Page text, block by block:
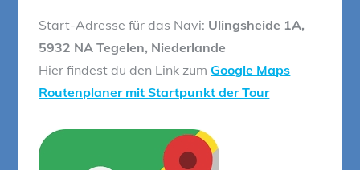
Start-Adresse für das Navi: Ulingsheide 1A,
5932 NA Tegelen, Niederlande
Hier findest du den Link zumGoogle Maps
Routenplaner mit Startpunkt der Tour